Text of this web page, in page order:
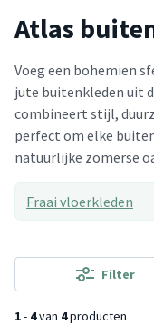
Atlas
Voeg een bohemien
jute buitenkleden uit
combineert stijl,
perfect om elke
natuurlijke zomerse
Fraai vloerkleden
1- 4van 4producten
Filter